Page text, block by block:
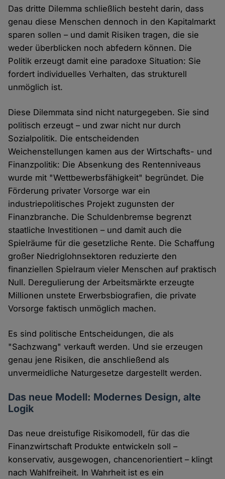
Das dritte Dilemma schließlich besteht darin, dass
genau diese Menschen dennoch in den Kapitalmarkt
sparen sollen – und damit Risiken tragen, die sie
weder überblicken noch abfedern können. Die
Politik erzeugt damit eine paradoxe Situation: Sie
fordert individuelles Verhalten, das strukturell
unmöglich ist.
Diese Dilemmata sind nicht naturgegeben. Sie sind
politisch erzeugt – und zwar nicht nur durch
Sozialpolitik. Die entscheidenden
Weichenstellungen kamen aus der Wirtschafts- und
Finanzpolitik: Die Absenkung des Rentenniveaus
wurde mit "Wettbewerbsfähigkeit" begründet. Die
Förderung privater Vorsorge war ein
industriepolitisches Projekt zugunsten der
Finanzbranche. Die Schuldenbremse begrenzt
staatliche Investitionen – und damit auch die
Spielräume für die gesetzliche Rente. Die Schaffung
großer Niedriglohnsektoren reduzierte den
finanziellen Spielraum vieler Menschen auf praktisch
Null. Deregulierung der Arbeitsmärkte erzeugte
Millionen unstete Erwerbsbiografien, die private
Vorsorge faktisch unmöglich machen.
Es sind politische Entscheidungen, die als
"Sachzwang" verkauft werden. Und sie erzeugen
genau jene Risiken, die anschließend als
unvermeidliche Naturgesetze dargestellt werden.
Das neue Modell: Modernes Design, alte
Logik
Das neue dreistufige Risikomodell, für das die
Finanzwirtschaft Produkte entwickeln soll –
konservativ, ausgewogen, chancenorientiert – klingt
nach Wahlfreiheit. In Wahrheit ist es ein